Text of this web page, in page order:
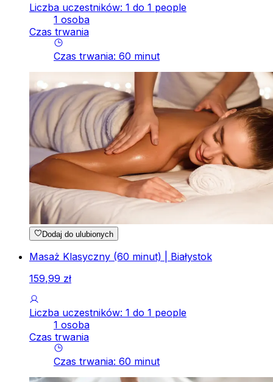
Liczba uczestników: 1 do 1 people
1 osoba
Czas trwania
Czas trwania: 60 minut
Dodaj do ulubionych
Masaż Klasyczny (60 minut) | Białystok
159,99 zł
Liczba uczestników: 1 do 1 people
1 osoba
Czas trwania
Czas trwania: 60 minut